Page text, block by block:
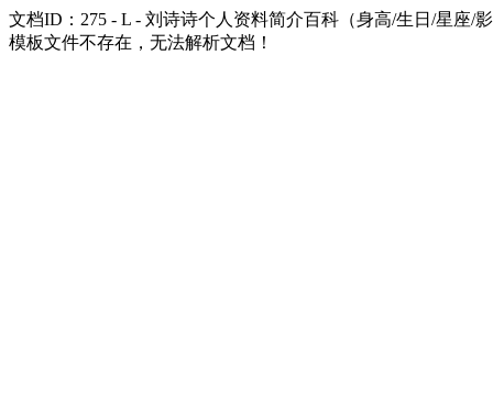
文档ID：275 - L - 刘诗诗个人资料简介百科（身高/生日/星座/
模板文件不存在，无法解析文档！